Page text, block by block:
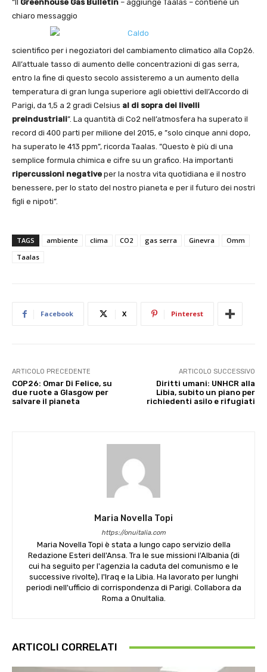
”Il Greenhouse Gas Bulletin – aggiunge Taalas – contiene un
chiaro messaggio
scientifico per i negoziatori del cambiamento climatico alla Cop26.
All’attuale tasso di aumento delle concentrazioni di gas serra,
entro la fine di questo secolo assisteremo a un aumento della
temperatura di gran lunga superiore agli obiettivi dell’Accordo di
Parigi, da 1,5 a 2 gradi Celsius al di sopra dei livelli
preindustriali”. La quantità di Co2 nell’atmosfera ha superato il
record di 400 parti per milione del 2015, e ”solo cinque anni dopo,
ha superato le 413 ppm”, ricorda Taalas. ”Questo è più di una
semplice formula chimica e cifre su un grafico. Ha importanti
ripercussioni negative per la nostra vita quotidiana e il nostro
benessere, per lo stato del nostro pianeta e per il futuro dei nostri
figli e nipoti”.
TAGS ambiente clima CO2 gas serra Ginevra
Omm
Taalas
Facebook X Pinterest
ARTICOLO PRECEDENTE
COP26: Omar Di Felice, su
due ruote a Glasgow per
salvare il pianeta
ARTICOLO SUCCESSIVO
Diritti umani: UNHCR alla
Libia, subito un piano per
richiedenti asilo e rifugiati
Maria Novella Topi
https://onuitalia.com
Maria Novella Topi è stata a lungo capo servizio della
Redazione Esteri dell'Ansa. Tra le sue missioni l'Albania (di
cui ha seguito per l'agenzia la caduta del comunismo e le
successive rivolte), l'Iraq e la Libia. Ha lavorato per lunghi
periodi nell'ufficio di corrispondenza di Parigi. Collabora da
Roma a OnuItalia.
ARTICOLI CORRELATI